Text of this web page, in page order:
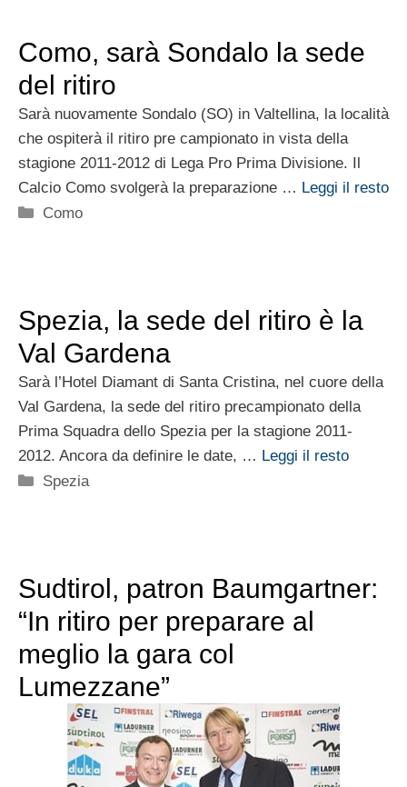
Como, sarà Sondalo la sede
del ritiro
Sarà nuovamente Sondalo (SO) in Valtellina, la località
che ospiterà il ritiro pre campionato in vista della
stagione 2011-2012 di Lega Pro Prima Divisione. Il
Calcio Como svolgerà la preparazione … Leggi il resto
Categorie
Como
Spezia, la sede del ritiro è la
Val Gardena
Sarà l’Hotel Diamant di Santa Cristina, nel cuore della
Val Gardena, la sede del ritiro precampionato della
Prima Squadra dello Spezia per la stagione 2011-
2012. Ancora da definire le date, … Leggi il resto
Categorie
Spezia
Sudtirol, patron Baumgartner:
“In ritiro per preparare al
meglio la gara col
Lumezzane”